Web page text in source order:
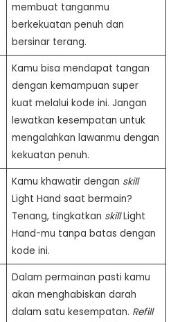
membuat tanganmu
berkekuatan penuh dan
bersinar terang.
Kamu bisa mendapat tangan
dengan kemampuan super
kuat melalui kode ini. Jangan
lewatkan kesempatan untuk
mengalahkan lawanmu dengan
kekuatan penuh.
Kamu khawatir dengan skill
Light Hand saat bermain?
Tenang, tingkatkan skillLight
Hand-mu tanpa batas dengan
kode ini.
Dalam permainan pasti kamu
akan menghabiskan darah
dalam satu kesempatan. Refill